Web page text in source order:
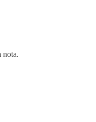
nota.